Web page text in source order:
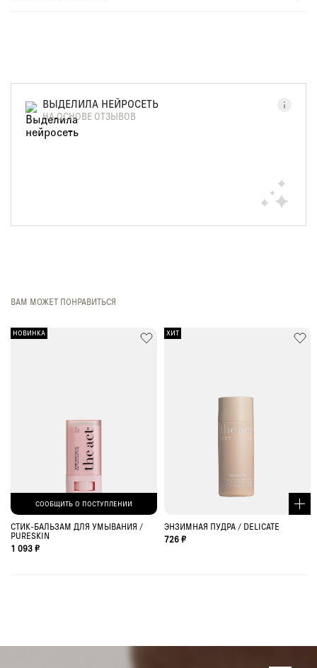
ВЫДЕЛИЛА НЕЙРОСЕТЬ
НА ОСНОВЕ ОТЗЫВОВ
ВАМ МОЖЕТ ПОНРАВИТЬСЯ
НОВИНКА
СООБЩИТЬ О ПОСТУПЛЕНИИ
СТИК-БАЛЬЗАМ ДЛЯ УМЫВАНИЯ /
PURESKIN
1 093 ₽
ХИТ
ЭНЗИМНАЯ ПУДРА / DELICATE
726 ₽